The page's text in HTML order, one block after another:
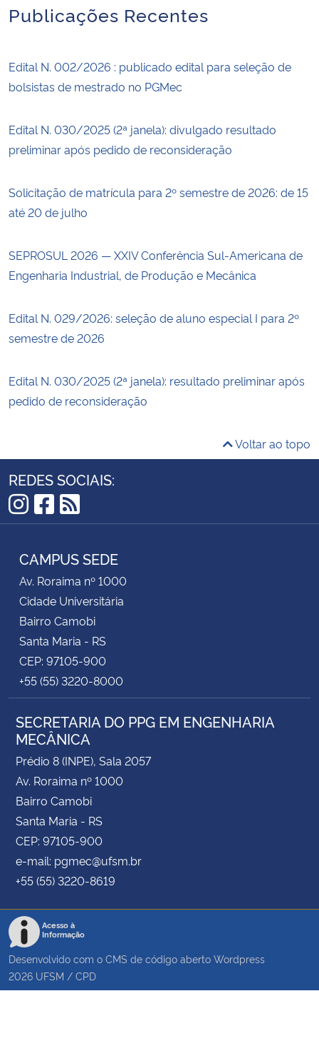
Publicações Recentes
Edital N. 002/2026 : publicado edital para seleção de
bolsistas de mestrado no PGMec
Edital N. 030/2025 (2ª janela): divulgado resultado
preliminar após pedido de reconsideração
Solicitação de matrícula para 2º semestre de 2026: de 15
até 20 de julho
SEPROSUL 2026 — XXIV Conferência Sul-Americana de
Engenharia Industrial, de Produção e Mecânica
Edital N. 029/2026: seleção de aluno especial I para 2º
semestre de 2026
Edital N. 030/2025 (2ª janela): resultado preliminar após
pedido de reconsideração
Voltar ao topo
REDES SOCIAIS:
Instagram
Facebook
RSS
CAMPUS SEDE
Av. Roraima nº 1000
Cidade Universitária
Bairro Camobi
Santa Maria - RS
CEP: 97105-900
+55 (55) 3220-8000
SECRETARIA DO PPG EM ENGENHARIA
MECÂNICA
Prédio 8 (INPE), Sala 2057
Av. Roraima nº 1000
Bairro Camobi
Santa Maria - RS
CEP: 97105-900
e-mail: pgmec@ufsm.br
+55 (55) 3220-8619
Acesso à
Informação
Desenvolvido com o CMS de código aberto Wordpress
2026 UFSM / CPD